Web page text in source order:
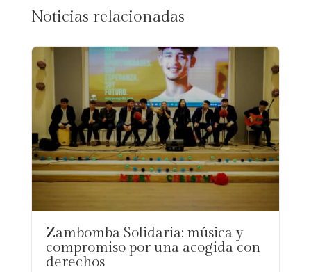
Noticias relacionadas
Zambomba Solidaria: música y
compromiso por una acogida con
derechos